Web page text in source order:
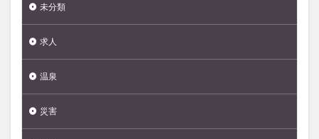
未分類
求人
温泉
災害